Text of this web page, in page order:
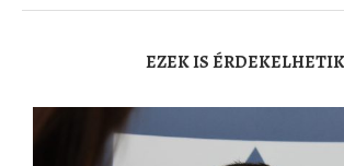
EZEK IS ÉRDEKELHETIK